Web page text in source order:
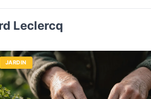
Leclercq
JARDIN